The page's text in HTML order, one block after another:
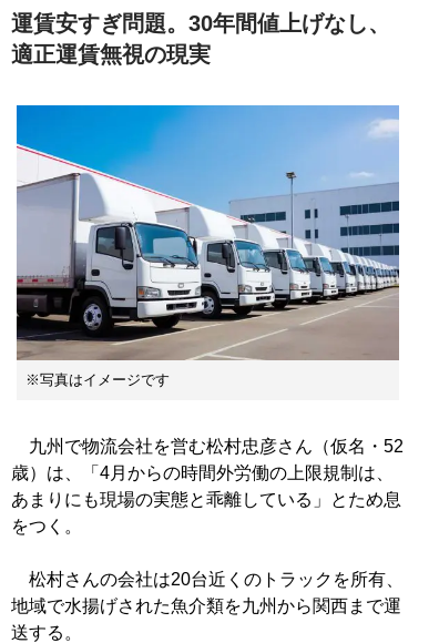
運賃安すぎ問題。30年間値上げなし、
適正運賃無視の現実
※写真はイメージです
九州で物流会社を営む松村忠彦さん（仮名・52
歳）は、「4月からの時間外労働の上限規制は、
あまりにも現場の実態と乖離している」とため息
をつく。
松村さんの会社は20台近くのトラックを所有、
地域で水揚げされた魚介類を九州から関西まで運
送する。